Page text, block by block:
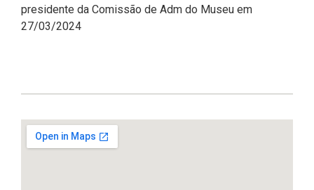
presidente da Comissão de Adm do Museu em
27/03/2024